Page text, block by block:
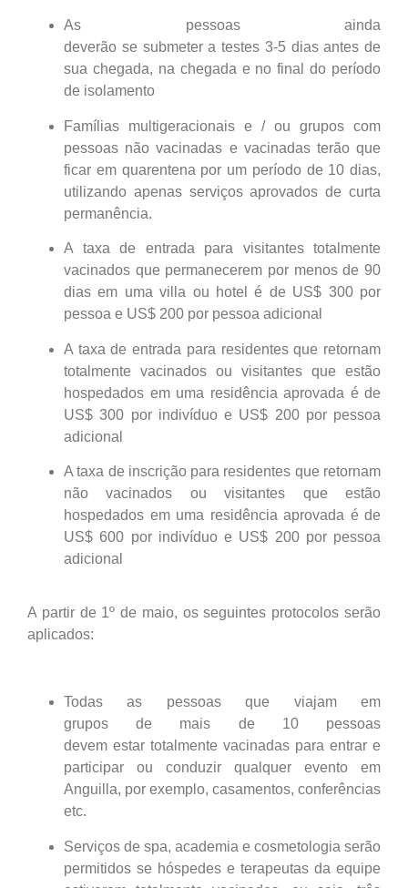
As pessoas ainda
deverão se submeter a testes 3-5 dias antes de
sua chegada, na chegada e no final do período
de isolamento
Famílias multigeracionais e / ou grupos com
pessoas não vacinadas e vacinadas terão que
ficar em quarentena por um período de 10 dias,
utilizando apenas serviços aprovados de curta
permanência.
A taxa de entrada para visitantes totalmente
vacinados que permanecerem por menos de 90
dias em uma villa ou hotel é de US$ 300 por
pessoa e US$ 200 por pessoa adicional
A taxa de entrada para residentes que retornam
totalmente vacinados ou visitantes que estão
hospedados em uma residência aprovada é de
US$ 300 por indivíduo e US$ 200 por pessoa
adicional
A taxa de inscrição para residentes que retornam
não vacinados ou visitantes que estão
hospedados em uma residência aprovada é de
US$ 600 por indivíduo e US$ 200 por pessoa
adicional
A partir de 1º de maio, os seguintes protocolos serão
aplicados:
Todas as pessoas que viajam em
grupos de mais de 10 pessoas
devem estar totalmente vacinadas para entrar e
participar ou conduzir qualquer evento em
Anguilla, por exemplo, casamentos, conferências
etc.
Serviços de spa, academia e cosmetologia serão
permitidos se hóspedes e terapeutas da equipe